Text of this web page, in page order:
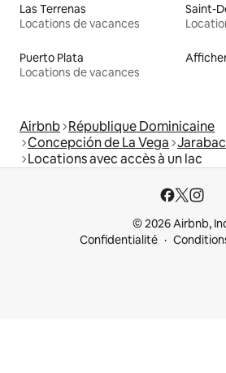
Las Terrenas
Locations de vacances
Saint-
Puerto Plata
Locations de vacances
Airbnb République Dominicaine
Concepción de La Vega
Locations avec accès à un lac
© 2026 Airbnb,
Confidentialité